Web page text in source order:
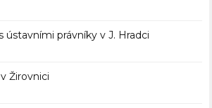
ústavními právníky v J. Hradci
Žirovnici